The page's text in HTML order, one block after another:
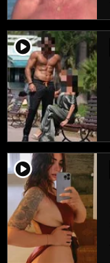
player2
player2